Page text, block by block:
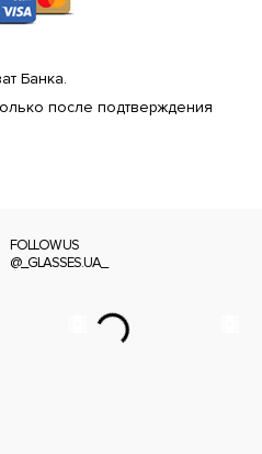
Банка.
после подтверждения
FOLLOW US
@_GLASSES.UA_